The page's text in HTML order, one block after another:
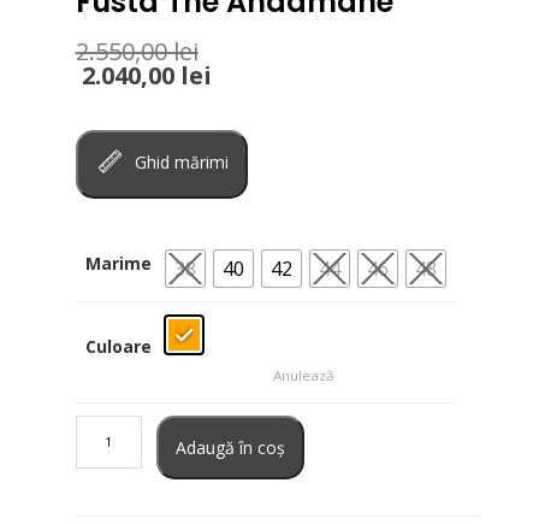
2.550,00lei
2.040,00 lei
Ghid mărimi
Marime 38 40 42 44 46 48
Culoare
Anulează
Fusta
Adaugă în coș